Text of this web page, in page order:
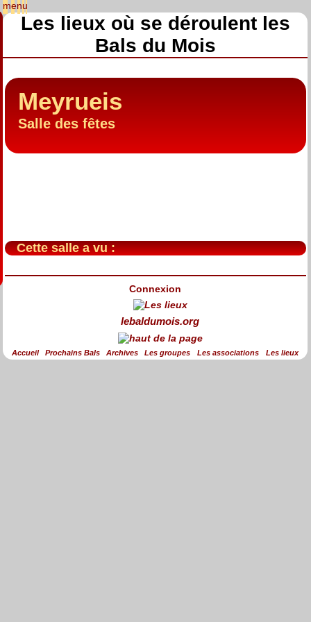
Les lieux où se déroulent les
Bals du Mois
Meyrueis
Salle des fêtes
Cette salle a vu :
Connexion
lebaldumois.org
Accueil Prochains Bals Archives Les groupes Les associations Les lieux